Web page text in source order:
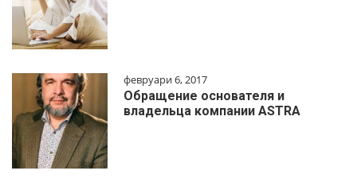
февруари 6, 2017
Обращение основателя и
владельца компании ASTRA